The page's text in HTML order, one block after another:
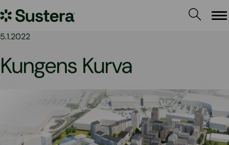
till
Sustera
Sweden
5.1.2022
Kungens Kurva